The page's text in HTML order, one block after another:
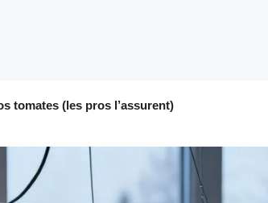
tomates (les pros l’assurent)